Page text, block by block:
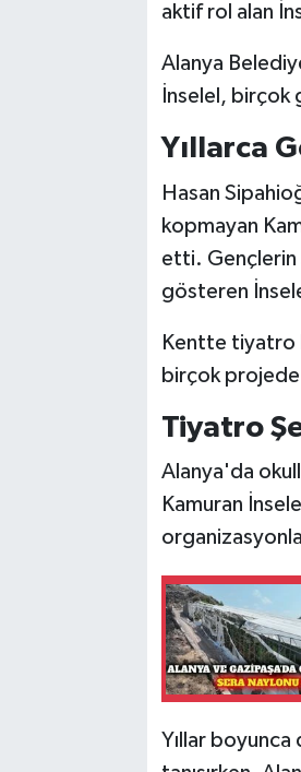
aktif rol alan
Alanya
İnselel, birçok
Yıllarca
Hasan
kopmayan
etti. Gençlerin
gösteren
Kentte tiyatro
birçok projede
Tiyatro
Alanya'da
Kamuran
Yıllar